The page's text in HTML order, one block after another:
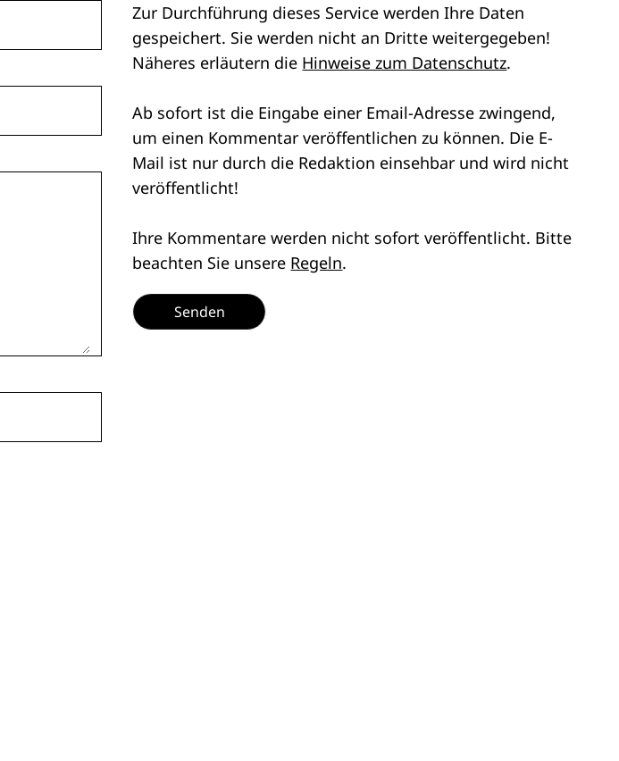
Zur Durchführung dieses Service werden Ihre Daten
gespeichert. Sie werden nicht an Dritte weitergegeben!
Näheres erläutern die Hinweise zum Datenschutz.
Ab sofort ist die Eingabe einer Email-Adresse zwingend,
um einen Kommentar veröffentlichen zu können. Die E-
Mail ist nur durch die Redaktion einsehbar und wird nicht
veröffentlicht!
Ihre Kommentare werden nicht sofort veröffentlicht. Bitte
beachten Sie unsere Regeln.
Senden